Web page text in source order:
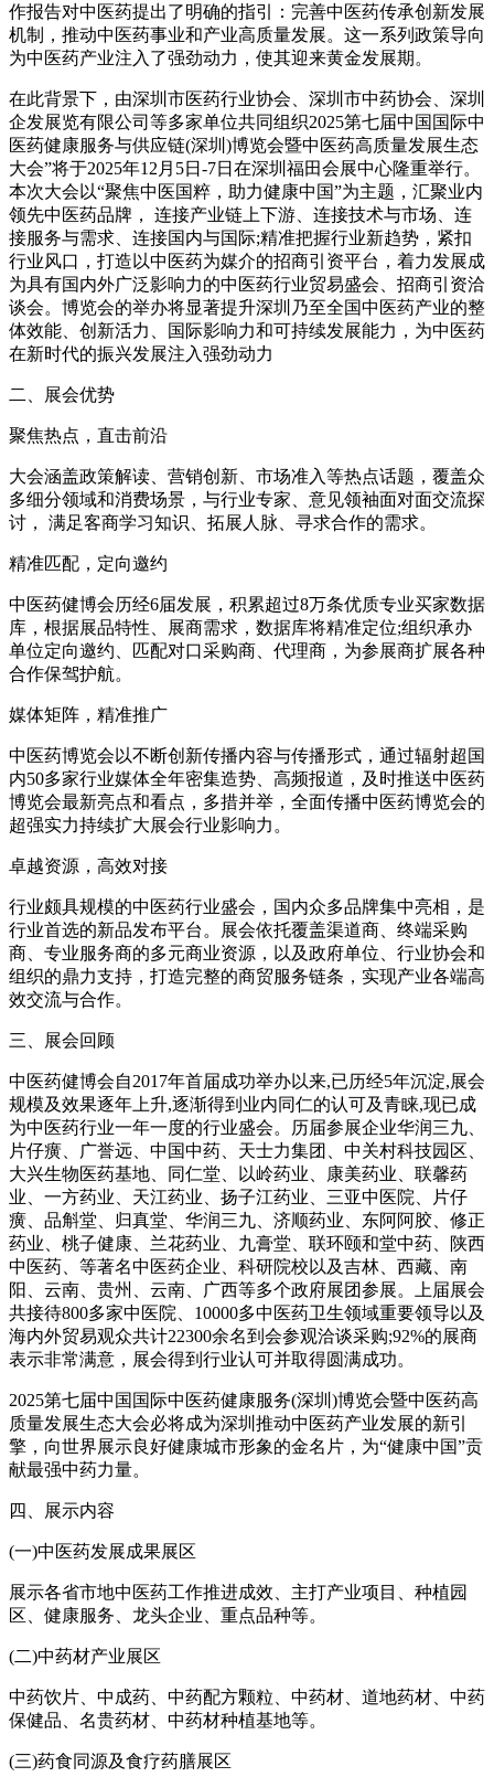
作报告对中医药提出了明确的指引：完善中医药传承创新发展
机制，推动中医药事业和产业高质量发展。这一系列政策导向
为中医药产业注入了强劲动力，使其迎来黄金发展期。
在此背景下，由深圳市医药行业协会、深圳市中药协会、深圳
企发展览有限公司等多家单位共同组织2025第七届中国国际中
医药健康服务与供应链(深圳)博览会暨中医药高质量发展生态
大会”将于2025年12月5日-7日在深圳福田会展中心隆重举行。
本次大会以“聚焦中医国粹，助力健康中国”为主题，汇聚业内
领先中医药品牌， 连接产业链上下游、连接技术与市场、连
接服务与需求、连接国内与国际;精准把握行业新趋势，紧扣
行业风口，打造以中医药为媒介的招商引资平台，着力发展成
为具有国内外广泛影响力的中医药行业贸易盛会、招商引资洽
谈会。博览会的举办将显著提升深圳乃至全国中医药产业的整
体效能、创新活力、国际影响力和可持续发展能力，为中医药
在新时代的振兴发展注入强劲动力
二、展会优势
聚焦热点，直击前沿
大会涵盖政策解读、营销创新、市场准入等热点话题，覆盖众
多细分领域和消费场景，与行业专家、意见领袖面对面交流探
讨， 满足客商学习知识、拓展人脉、寻求合作的需求。
精准匹配，定向邀约
中医药健博会历经6届发展，积累超过8万条优质专业买家数据
库，根据展品特性、展商需求，数据库将精准定位;组织承办
单位定向邀约、匹配对口采购商、代理商，为参展商扩展各种
合作保驾护航。
媒体矩阵，精准推广
中医药博览会以不断创新传播内容与传播形式，通过辐射超国
内50多家行业媒体全年密集造势、高频报道，及时推送中医药
博览会最新亮点和看点，多措并举，全面传播中医药博览会的
超强实力持续扩大展会行业影响力。
卓越资源，高效对接
行业颇具规模的中医药行业盛会，国内众多品牌集中亮相，是
行业首选的新品发布平台。展会依托覆盖渠道商、终端采购
商、专业服务商的多元商业资源，以及政府单位、行业协会和
组织的鼎力支持，打造完整的商贸服务链条，实现产业各端高
效交流与合作。
三、展会回顾
中医药健博会自2017年首届成功举办以来,已历经5年沉淀,展会
规模及效果逐年上升,逐渐得到业内同仁的认可及青睐,现已成
为中医药行业一年一度的行业盛会。历届参展企业华润三九、
片仔癀、广誉远、中国中药、天士力集团、中关村科技园区、
大兴生物医药基地、同仁堂、以岭药业、康美药业、联馨药
业、一方药业、天江药业、扬子江药业、三亚中医院、片仔
癀、品斛堂、归真堂、华润三九、济顺药业、东阿阿胶、修正
药业、桃子健康、兰花药业、九膏堂、联环颐和堂中药、陕西
中医药、等著名中医药企业、科研院校以及吉林、西藏、南
阳、云南、贵州、云南、广西等多个政府展团参展。上届展会
共接待800多家中医院、10000多中医药卫生领域重要领导以及
海内外贸易观众共计22300余名到会参观洽谈采购;92%的展商
表示非常满意，展会得到行业认可并取得圆满成功。
2025第七届中国国际中医药健康服务(深圳)博览会暨中医药高
质量发展生态大会必将成为深圳推动中医药产业发展的新引
擎，向世界展示良好健康城市形象的金名片，为“健康中国”贡
献最强中药力量。
四、展示内容
(一)中医药发展成果展区
展示各省市地中医药工作推进成效、主打产业项目、种植园
区、健康服务、龙头企业、重点品种等。
(二)中药材产业展区
中药饮片、中成药、中药配方颗粒、中药材、道地药材、中药
保健品、名贵药材、中药材种植基地等。
(三)药食同源及食疗药膳展区